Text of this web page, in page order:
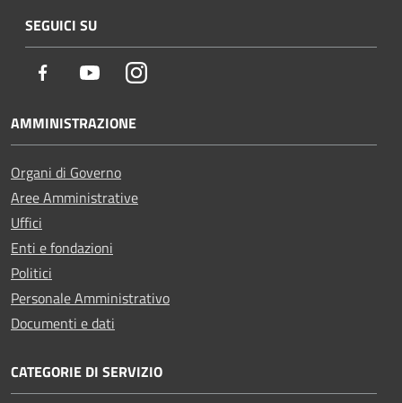
SEGUICI SU
Facebook YoutubeInstagram
AMMINISTRAZIONE
Organi di Governo
Aree Amministrative
Uffici
Enti e fondazioni
Politici
Personale Amministrativo
Documenti e dati
CATEGORIE DI SERVIZIO